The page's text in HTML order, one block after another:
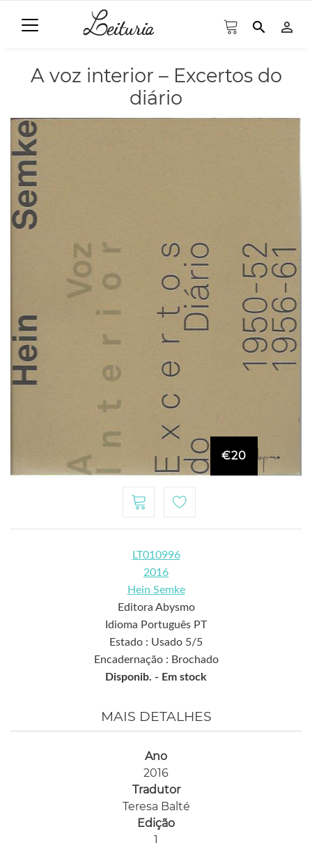
search person_outline
A voz interior – Excertos do
diário
€20
LT010996
2016
Hein Semke
Editora Abysmo
Idioma Português PT
Estado : Usado 5/5
Encadernação : Brochado
Disponib. - Em stock
MAIS DETALHES
Ano
2016
Tradutor
Teresa Balté
Edição
1